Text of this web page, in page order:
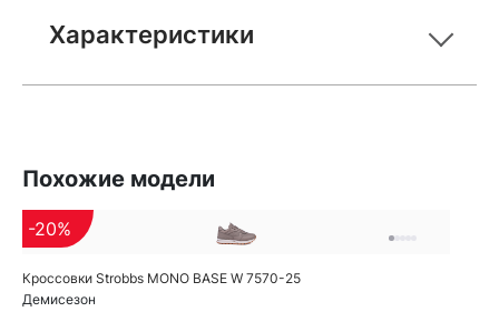
Характеристики
Похожие модели
Кроссовки Strobbs MONO BASE W 7570-25
Демисезон
-20%